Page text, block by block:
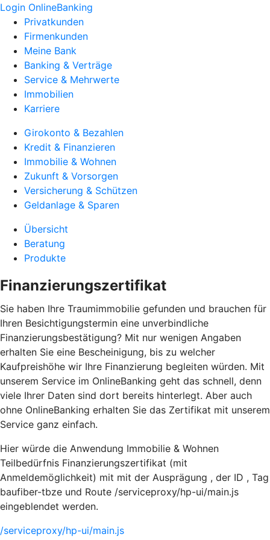
Login OnlineBanking
Privatkunden
Firmenkunden
Meine Bank
Banking & Verträge
Service & Mehrwerte
Immobilien
Karriere
Girokonto & Bezahlen
Kredit & Finanzieren
Immobilie & Wohnen
Zukunft & Vorsorgen
Versicherung & Schützen
Geldanlage & Sparen
Übersicht
Beratung
Produkte
Finanzierungszertifikat
Sie haben Ihre Traumimmobilie gefunden und brauchen für
Ihren Besichtigungstermin eine unverbindliche
Finanzierungsbestätigung? Mit nur wenigen Angaben
erhalten Sie eine Bescheinigung, bis zu welcher
Kaufpreishöhe wir Ihre Finanzierung begleiten würden. Mit
unserem Service im OnlineBanking geht das schnell, denn
viele Ihrer Daten sind dort bereits hinterlegt. Aber auch
ohne OnlineBanking erhalten Sie das Zertifikat mit unserem
Service ganz einfach.
Hier würde die Anwendung Immobilie & Wohnen
Teilbedürfnis Finanzierungszertifikat (mit
Anmeldemöglichkeit) mit mit der Ausprägung , der ID , Tag
baufiber-tbze und Route /serviceproxy/hp-ui/main.js
eingeblendet werden.
/serviceproxy/hp-ui/main.js